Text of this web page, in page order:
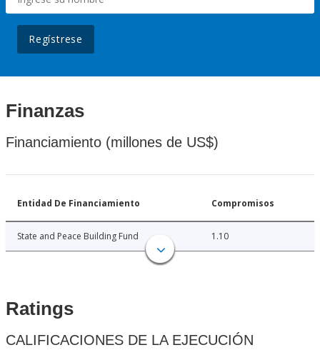
Regístrese
Finanzas
Financiamiento (millones de US$)
Entidad De Financiamiento Compromisos
State and Peace Building Fund 1.10
Ratings
CALIFICACIONES DE LA EJECUCIÓN